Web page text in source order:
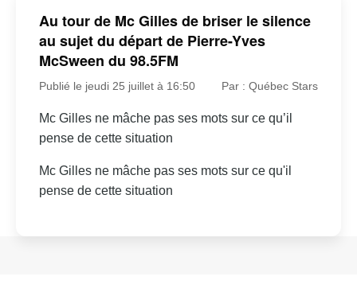
Au tour de Mc Gilles de briser le silence
au sujet du départ de Pierre-Yves
McSween du 98.5FM
Publié le jeudi 25 juillet à 16:50 Par : Québec Stars
Mc Gilles ne mâche pas ses mots sur ce qu’il
pense de cette situation
Mc Gilles ne mâche pas ses mots sur ce qu'il
pense de cette situation